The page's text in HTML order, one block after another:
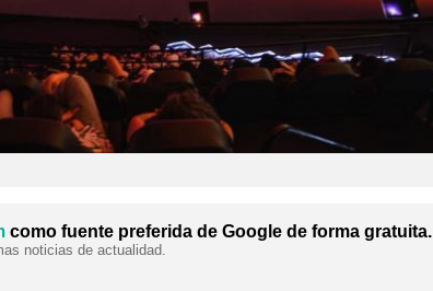
como fuente preferida de Google de forma gratuita.
noticias de actualidad.